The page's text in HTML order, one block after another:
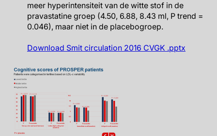
meer hyperintensiteit van de witte stof in de
pravastatine groep (4.50, 6.88, 8.43 ml, P trend =
0.046), maar niet in de placebogroep.
Download Smit circulation 2016 CVGK .pptx